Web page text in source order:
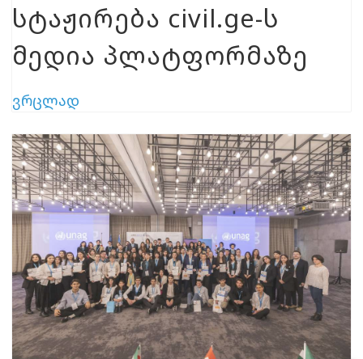
სტაჟირება civil.ge-ს
მედია პლატფორმაზე
ვრცლად